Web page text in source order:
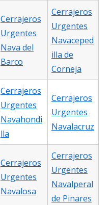
Cerrajeros
Urgentes
Nava del
Barco
Cerrajeros
Urgentes
Navaceped
illa de
Corneja
Cerrajeros
Urgentes
Navahondi
lla
Cerrajeros
Urgentes
Navalacruz
Cerrajeros
Urgentes
Navalosa
Cerrajeros
Urgentes
Navalperal
de Pinares